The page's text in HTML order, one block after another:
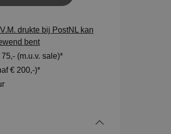
drukte bij PostNL kan
bent
(m.u.v. sale)*
€ 200,-)*